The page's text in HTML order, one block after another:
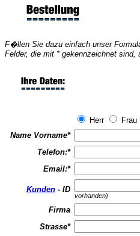
F�llen Sie dazu einfach unser
Felder, die mit * gekennzeichnet sind,
Herr
Frau
Name Vorname*
Telefon:*
Email:*
Kunden - ID
vorhanden)
Firma
Strasse*